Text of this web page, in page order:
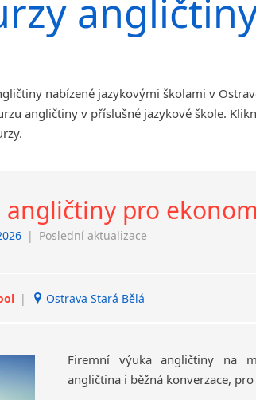
angličtiny
nabízené jazykovými školami v
angličtiny v příslušné jazykové škole.
angličtiny pro
| Poslední aktualizace
| Ostrava Stará Bělá
Firemní výuka angličtiny na
angličtina i běžná konverzace, pro